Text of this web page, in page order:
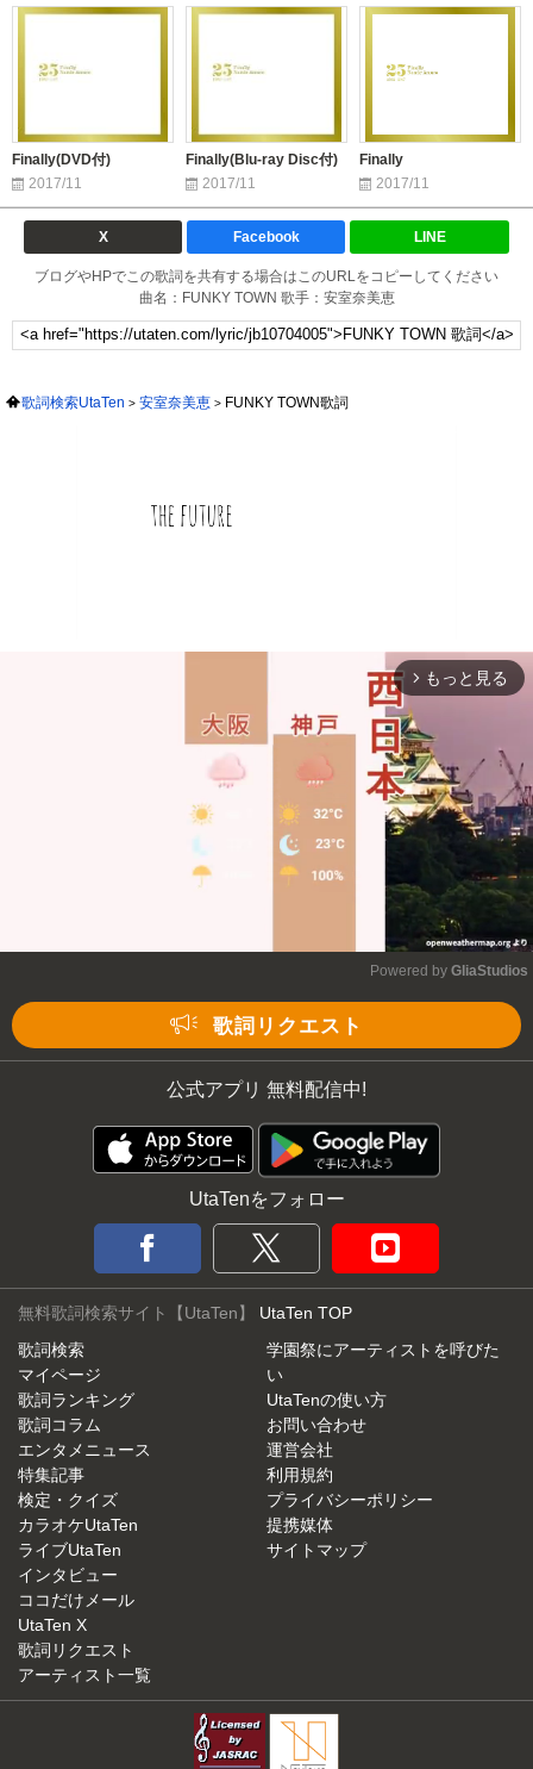
Finally(DVD付)
2017/11
Finally(Blu-ray Disc付)
2017/11
Finally
2017/11
X Facebook LINE
ブログやHPでこの歌詞を共有する場合はこのURLをコピーしてください
曲名：FUNKY TOWN 歌手：安室奈美恵
歌詞検索UtaTen 安室奈美恵 FUNKY TOWN歌詞
arrow_forward_ios もっと見る
Powered by GliaStudios
歌詞リクエスト
公式アプリ 無料配信中!
UtaTenをフォロー
無料歌詞検索サイト【UtaTen】 UtaTen TOP
歌詞検索
マイページ
歌詞ランキング
歌詞コラム
エンタメニュース
特集記事
検定・クイズ
カラオケUtaTen
ライブUtaTen
インタビュー
ココだけメール
UtaTen X
歌詞リクエスト
アーティスト一覧
学園祭にアーティストを呼びた
い
UtaTenの使い方
お問い合わせ
運営会社
利用規約
プライバシーポリシー
提携媒体
サイトマップ